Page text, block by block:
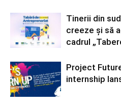
Tinerii din
creeze și să
cadrul
Project
internship